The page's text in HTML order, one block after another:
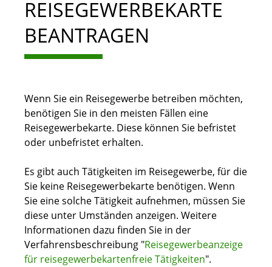
REISEGEWERBEKARTE
BEANTRAGEN
Wenn Sie ein Reisegewerbe betreiben möchten,
benötigen Sie in den meisten Fällen eine
Reisegewerbekarte. Diese können Sie befristet
oder unbefristet erhalten.
Es gibt auch Tätigkeiten im Reisegewerbe, für die
Sie keine Reisegewerbekarte benötigen. Wenn
Sie eine solche Tätigkeit aufnehmen, müssen Sie
diese unter Umständen anzeigen. Weitere
Informationen dazu finden Sie in der
Verfahrensbeschreibung "Reisegewerbeanzeige
für reisegewerbekartenfreie Tätigkeiten".